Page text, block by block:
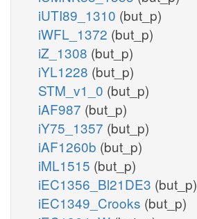
iUTI89_1310 (but_p)
iWFL_1372 (but_p)
iZ_1308 (but_p)
iYL1228 (but_p)
STM_v1_0 (but_p)
iAF987 (but_p)
iY75_1357 (but_p)
iAF1260b (but_p)
iML1515 (but_p)
iEC1356_Bl21DE3 (but_p)
iEC1349_Crooks (but_p)